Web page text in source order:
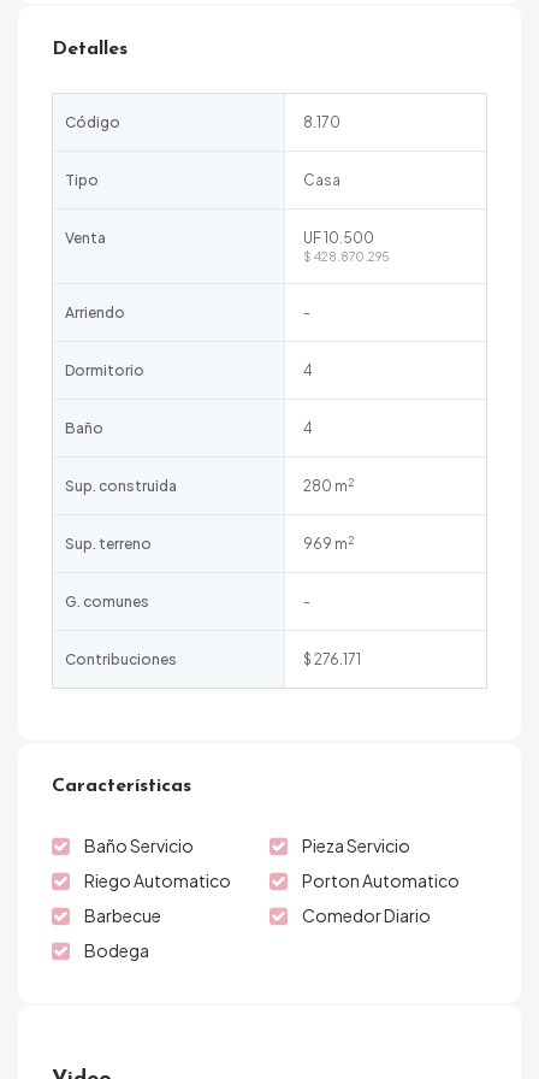
Detalles
Código 8.170
Tipo Casa
Venta UF 10.500
$ 428.870.295
Arriendo -
Dormitorio 4
Baño 4
Sup. construida 280 m2
Sup. terreno 969 m2
G. comunes -
Contribuciones $ 276.171
Características
Baño Servicio
Pieza Servicio
Riego Automatico
Porton Automatico
Barbecue
Comedor Diario
Bodega